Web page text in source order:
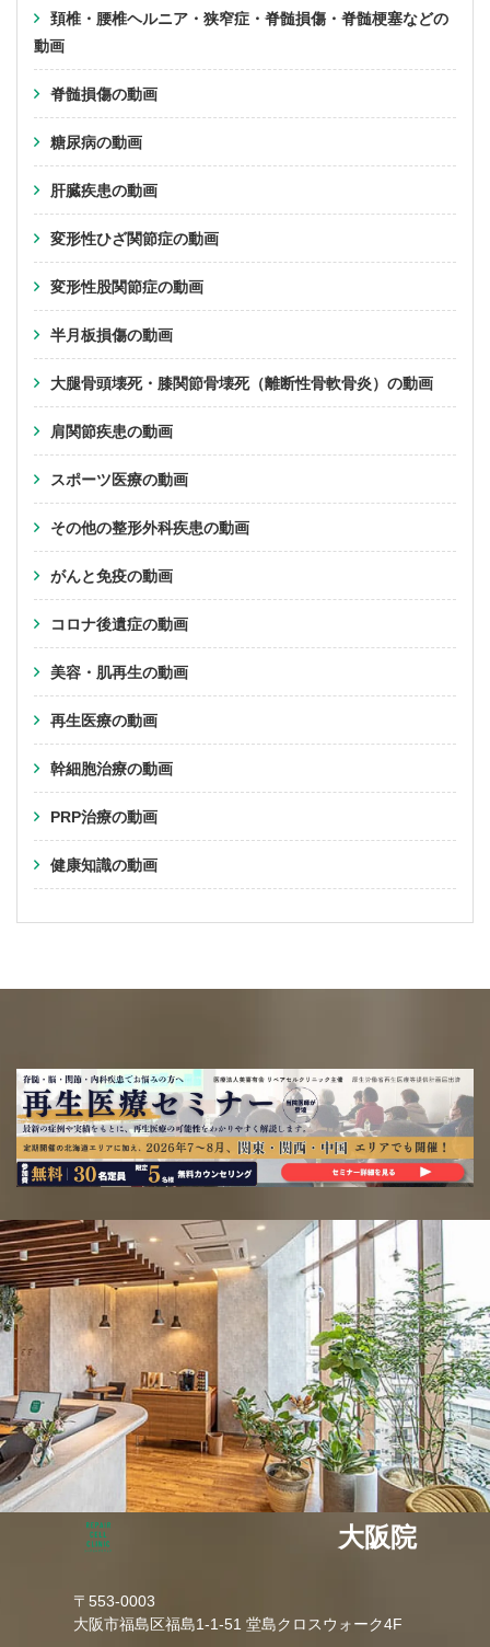
頚椎・腰椎ヘルニア・狭窄症・脊髄損傷・脊髄梗塞などの
動画
脊髄損傷の動画
糖尿病の動画
肝臓疾患の動画
変形性ひざ関節症の動画
変形性股関節症の動画
半月板損傷の動画
大腿骨頭壊死・膝関節骨壊死（離断性骨軟骨炎）の動画
肩関節疾患の動画
スポーツ医療の動画
その他の整形外科疾患の動画
がんと免疫の動画
コロナ後遺症の動画
美容・肌再生の動画
再生医療の動画
幹細胞治療の動画
PRP治療の動画
健康知識の動画
大阪院
〒553-0003
大阪市福島区福島1-1-51 堂島クロスウォーク4F